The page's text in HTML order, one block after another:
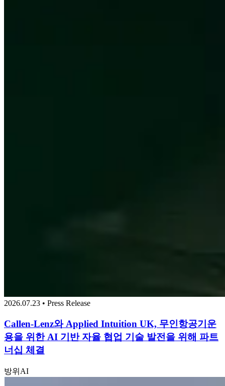
2026.07.23 • Press Release
Callen-Lenz와 Applied Intuition UK, 무인항공기운
용을 위한 AI 기반 자율 협업 기술 발전을 위해 파트
너십 체결
방위 AI